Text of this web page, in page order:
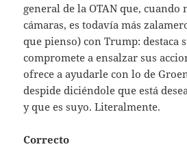
general de la OTAN que, cuando
cámaras, es todavía más
que pienso) con Trump: destaca
compromete a ensalzar sus
ofrece a ayudarle con lo de
despide diciéndole que está
y que es suyo. Literalmente.
Correcto